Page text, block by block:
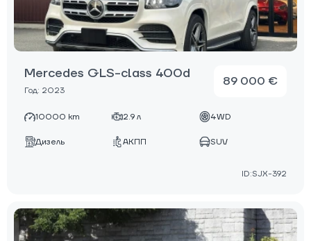
Mercedes GLS-class 400d
Год: 2023
89 000 €
10000 km 2.9 л 4WD
Дизель АКПП SUV
ID:SJX-392